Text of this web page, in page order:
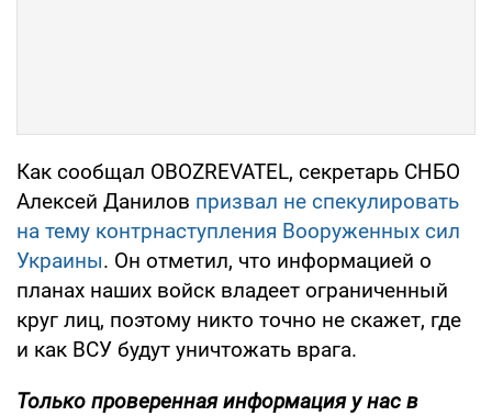
Как сообщал OBOZREVATEL, секретарь СНБО
Алексей Данилов призвал не спекулировать
на тему контрнаступления Вооруженных сил
Украины. Он отметил, что информацией о
планах наших войск владеет ограниченный
круг лиц, поэтому никто точно не скажет, где
и как ВСУ будут уничтожать врага.
Только проверенная информация у нас в